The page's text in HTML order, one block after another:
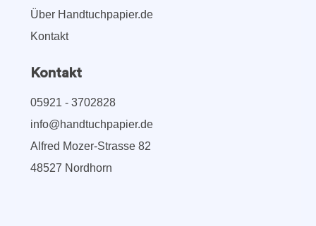
Über Handtuchpapier.de
Kontakt
Kontakt
05921 - 3702828
info@handtuchpapier.de
Alfred Mozer-Strasse 82
48527 Nordhorn